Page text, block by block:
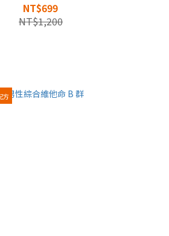
NT$699
NT$1,200
方